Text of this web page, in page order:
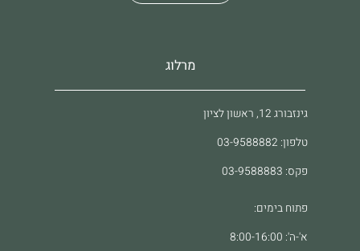
מרלוג
גינזבורג 12, ראשון לציון
טלפון: 03-9588882
פקס: 03-9588883
פתוח בימים:
א'-ה': 8:00-16:00